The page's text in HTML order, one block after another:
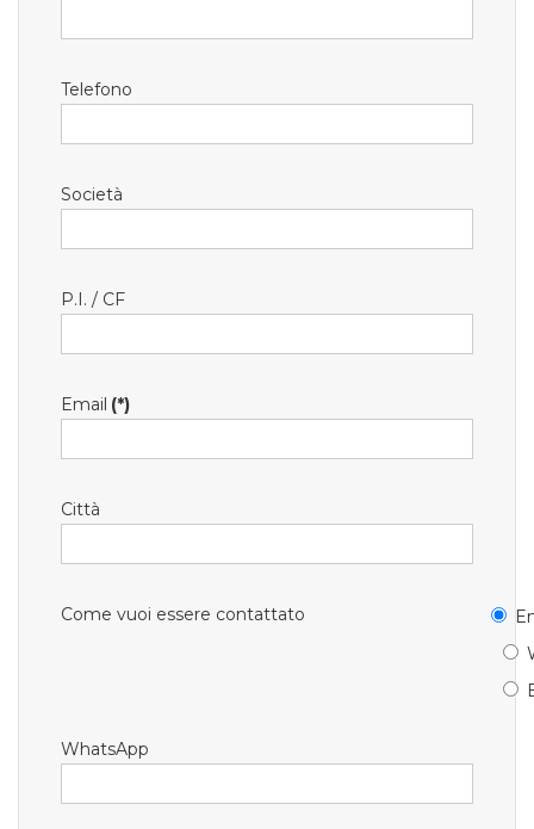
Telefono
Società
P.I. / CF
Email (*)
Città
Come vuoi essere contattato
WhatsApp